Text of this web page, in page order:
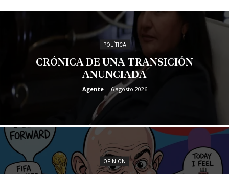
POLÍTICA
CRÓNICA DE UNA TRANSICIÓN
ANUNCIADA
Agente - 6 agosto 2026
OPINION